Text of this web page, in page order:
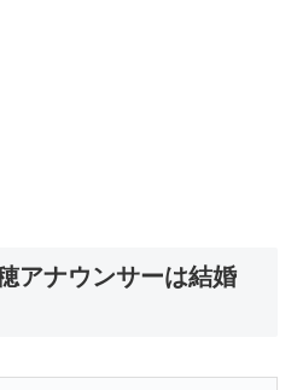
アナウンサーは結婚